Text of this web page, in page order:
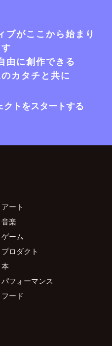
ブがここから始まり
由に創作できる
カタチと共に
クトをスタートする
アート
音楽
ゲーム
プロダクト
本
パフォーマンス
フード